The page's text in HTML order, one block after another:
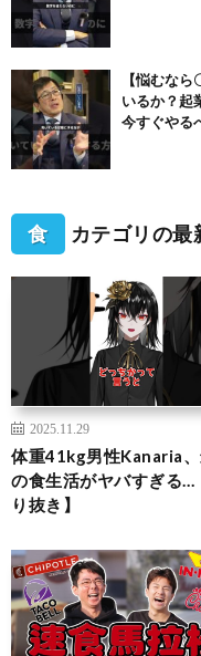
【悩むな
いるか？起
今すぐやる
食 カテゴリの最
2025.11.29
体重41kg男性Kanaria
の食生活がヤバすぎる…
り抜き】